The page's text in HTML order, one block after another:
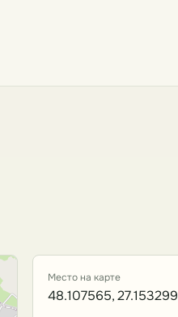
Место на карте
48.107565, 27.153299